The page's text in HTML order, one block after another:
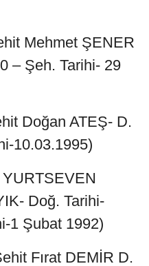
Mehmet ŞENER
– Şeh. Tarihi- 29
Doğan ATEŞ- D.
10.03.1995)
Doğ. Tarihi-
1 Şubat 1992)
Fırat DEMİR D.